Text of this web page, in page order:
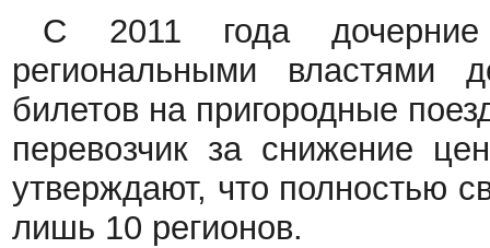
С 2011 года
региональными властями
билетов на пригородные
перевозчик за снижение
утверждают, что полностью
лишь 10 регионов.